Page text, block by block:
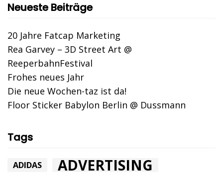
Neueste Beiträge
20 Jahre Fatcap Marketing
Rea Garvey – 3D Street Art @
ReeperbahnFestival
Frohes neues Jahr
Die neue Wochen-taz ist da!
Floor Sticker Babylon Berlin @ Dussmann
Tags
ADIDAS ADVERTISING